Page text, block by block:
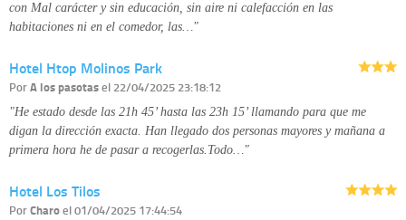
con Mal carácter y sin educación, sin aire ni calefacción en las
habitaciones ni en el comedor, las…"
Hotel Htop Molinos Park
PorA los pasotasel 22/04/2025 23:18:12
"He estado desde las 21h 45’ hasta las 23h 15’ llamando para que me
digan la dirección exacta. Han llegado dos personas mayores y mañana a
primera hora he de pasar a recogerlas.Todo…"
Hotel Los Tilos
PorCharoel 01/04/2025 17:44:54